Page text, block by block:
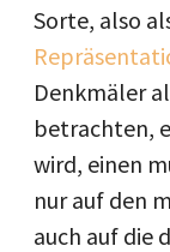
Sorte, also
Denkmäler
betrachten,
wird, einen
nur auf den
auch auf die